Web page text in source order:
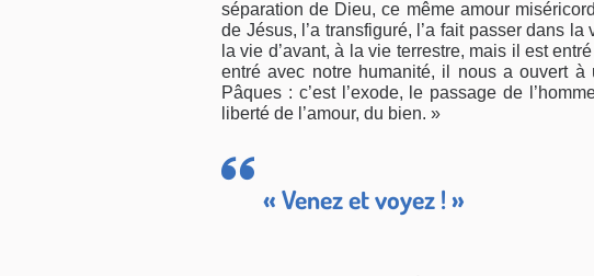
séparation de Dieu, ce même amour
de Jésus, l’a transfiguré, l’a fait passer dans
la vie d’avant, à la vie terrestre, mais il est
entré avec notre humanité, il nous a ouvert à
Pâques : c’est l’exode, le passage de
liberté de l’amour, du bien. »
« Venez et voyez ! »